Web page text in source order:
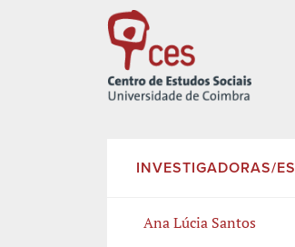
INVESTIGADORAS/ES
Ana Lúcia Santos